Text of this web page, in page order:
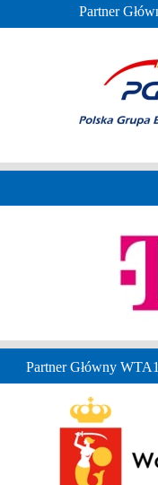
Partner
Partner Główny